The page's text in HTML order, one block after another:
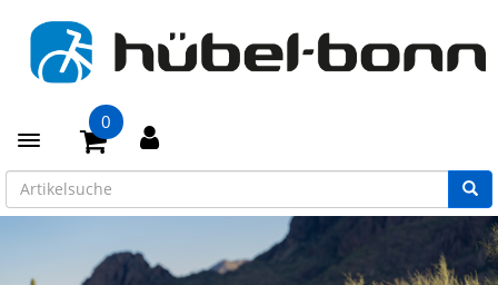
Toggle navigation
0